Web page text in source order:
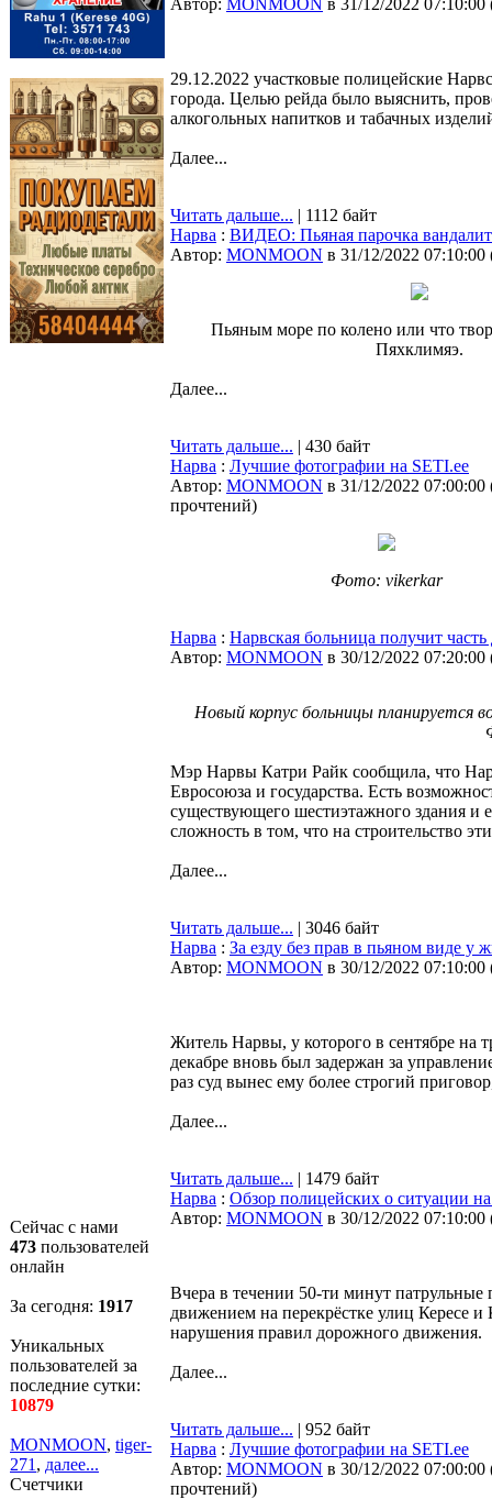
Сейчас с нами
473 пользователей
онлайн
За сегодня: 1917
Уникальных
пользователей за
последние сутки:
10879
MONMOON, tiger-
271 , далее...
Счетчики
Автор: MONMOON в 31/12/2022 07:10:00
29.12.2022 участковые полицейские
города. Целью рейда было выяснить,
алкогольных напитков и табачных
Далее...
Читать дальше... | 1112 байт
Нарва : ВИДЕО: Пьяная парочка
Автор: MONMOON в 31/12/2022 07:10:00
Пьяным море по колено или что
Пяхклимяэ.
Далее...
Читать дальше... | 430 байт
Нарва : Лучшие фотографии на SETI.ee
Автор: MONMOON в 31/12/2022 07:00:00
прочтений)
Фото: vikerkar
Нарва : Нарвская больница получит часть
Автор: MONMOON в 30/12/2022 07:20:00
Новый корпус больницы планируется
Мэр Нарвы Катри Райк сообщила, что
Евросоюза и государства. Есть
существующего шестиэтажного здания и
сложность в том, что на строительство
Далее...
Читать дальше... | 3046 байт
Нарва : За езду без прав в пьяном виде у
Автор: MONMOON в 30/12/2022 07:10:00
Житель Нарвы, у которого в сентябре на
декабре вновь был задержан за
раз суд вынес ему более строгий
Далее...
Читать дальше... | 1479 байт
Нарва : Обзор полицейских о ситуации
Автор: MONMOON в 30/12/2022 07:10:00
Вчера в течении 50-ти минут
движением на перекрёстке улиц Кересе
нарушения правил дорожного движения.
Далее...
Читать дальше... | 952 байт
Нарва : Лучшие фотографии на SETI.ee
Автор: MONMOON в 30/12/2022 07:00:00
прочтений)